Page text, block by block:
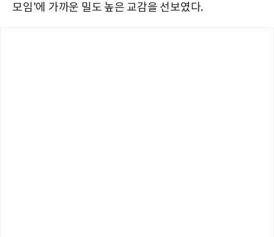
모임'에 가까운 밀도 높은 교감을 선보였다.